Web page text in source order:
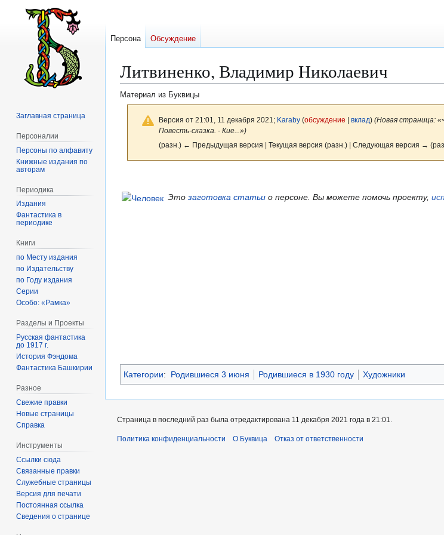
Литвиненко, Владимир Николаевич
Материал из Буквицы
Версия от 21:01, 11 декабря 2021; Karaby (обсуждение вклад) (Новая страница:
Повесть-сказка. - Кие...»)
(разн.) ← Предыдущая версия | Текущая версия (разн.) | Следующая версия →
к
навигации
к
поиску
Это заготовка статьи о персоне. Вы можете помочь проекту,
Категории: Родившиеся 3 июня Родившиеся в 1930 году Художники
Персона Обсуждение
Заглавная страница
Персоналии
Персоны по алфавиту
Книжные издания по
авторам
Периодика
Издания
Фантастика в
периодике
Книги
по Месту издания
по Издательству
по Году издания
Серии
Особо: «Рамка»
Разделы и Проекты
Русская фантастика
до 1917 г.
История Фэндома
Фантастика Башкирии
Разное
Свежие правки
Новые страницы
Справка
Инструменты
Ссылки сюда
Связанные правки
Служебные страницы
Версия для печати
Постоянная ссылка
Сведения о странице
Страница в последний раз была отредактирована 11 декабря 2021 года в 21:01.
Политика конфиденциальности О Буквица Отказ от ответственности